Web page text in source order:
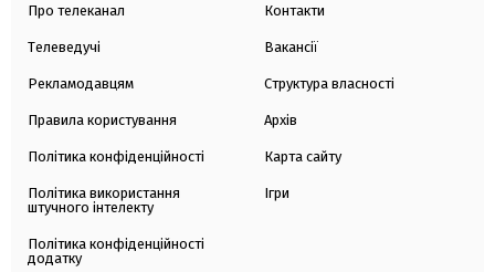
Про телеканал
Телеведучі
Рекламодавцям
Правила користування
Політика конфіденційності
Політика використання
штучного інтелекту
Політика конфіденційності
додатку
Контакти
Вакансії
Структура власності
Архів
Карта сайту
Ігри